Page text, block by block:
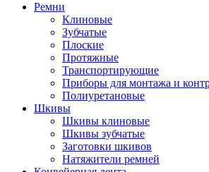
Ремни
Клиновые
Зубчатые
Плоские
Протяжные
Транспортирующие
Приборы для монтажа и
Полиуретановые
Шкивы
Шкивы клиновые
Шкивы зубчатые
Заготовки шкивов
Натяжители ремней